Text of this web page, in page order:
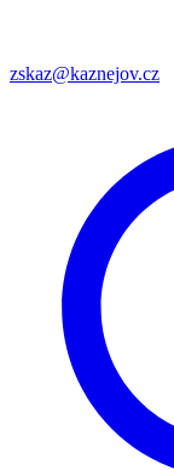
zskaz@kaznejov.cz